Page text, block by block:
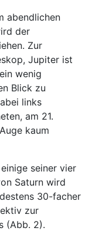
abendlichen
der
Zur
Jupiter ist
wenig
Blick zu
links
am 21.
kaum
seiner vier
Saturn wird
30-facher
zur
(Abb. 2).